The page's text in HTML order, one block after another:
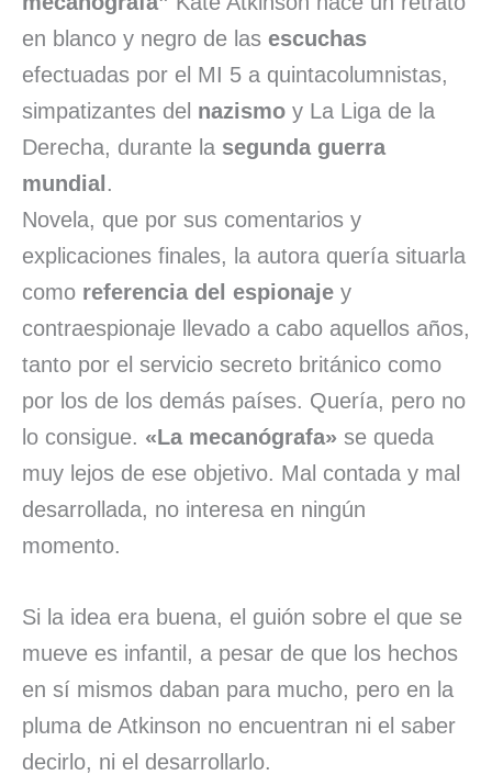
en blanco y negro de las escuchas
efectuadas por el MI 5 a quintacolumnistas,
simpatizantes del nazismo y La Liga de la
Derecha, durante la segunda guerra
mundial .
Novela, que por sus comentarios y
explicaciones finales, la autora quería situarla
como referencia del espionaje y
contraespionaje llevado a cabo aquellos años,
tanto por el servicio secreto británico como
por los de los demás países. Quería, pero no
lo consigue. «La mecanógrafa» se queda
muy lejos de ese objetivo. Mal contada y mal
desarrollada, no interesa en ningún
momento.
Si la idea era buena, el guión sobre el que se
mueve es infantil, a pesar de que los hechos
en sí mismos daban para mucho, pero en la
pluma de Atkinson no encuentran ni el saber
decirlo, ni el desarrollarlo.